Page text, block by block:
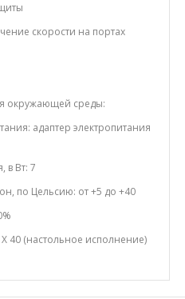
скорости на портах
окружающей среды:
адаптер электропитания
в Вт: 7
по Цельсию: от +5 до +40
40 (настольное исполнение)